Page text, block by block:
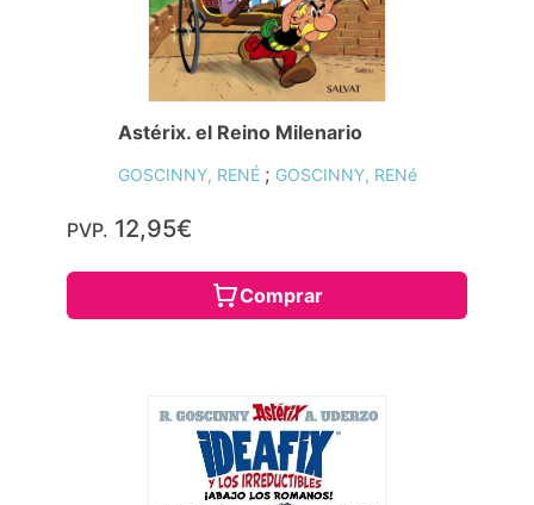
Astérix. el Reino Milenario
GOSCINNY, RENÉ ; GOSCINNY, RENé
PVP. 12,95€
Comprar